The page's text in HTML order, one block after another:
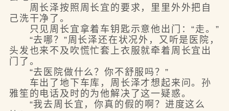
周长泽按照周长宜的要求，里里外外把自
己洗干净了。
只见周长宜拿着车钥匙示意他出门：“走。”
“去哪？”周长泽还在状况外，又听是医院，
头发也来不及吹慌忙套上衣服就牵着周长宜出
门了。
“去医院做什么？你不舒服吗？”
车出了地下车库，周长泽才想起来问。孙
雅笙的电话及时的为他解决了这一疑惑。
“我去周长宜，你真的假的啊？进度这么